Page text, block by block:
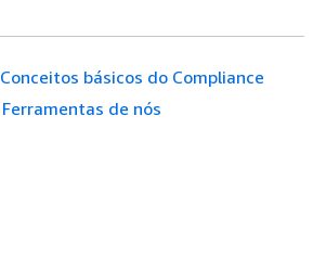
Conceitos básicos do Compliance
Ferramentas de nós